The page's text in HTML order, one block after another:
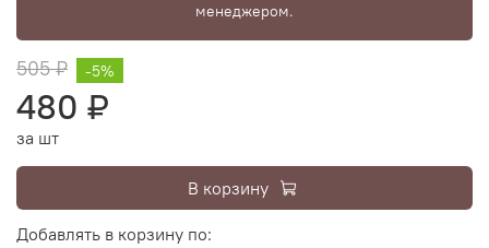
менеджером.
505 ₽
480 ₽
-5%
за шт
В корзину
Добавлять в корзину по: